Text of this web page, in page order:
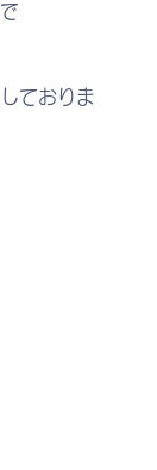
ておりま